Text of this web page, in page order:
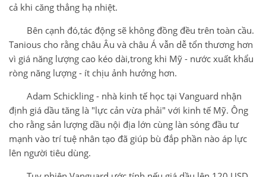
cả khi căng thẳng hạ nhiệt.
Bên cạnh đó,tác động sẽ không đồng đều trên toàn cầu.
Tanious cho rằng châu Âu và châu Á vẫn dễ tổn thương hơn
vì giá năng lượng cao kéo dài,trong khi Mỹ - nước xuất khẩu
ròng năng lượng - ít chịu ảnh hưởng hơn.
Adam Schickling - nhà kinh tế học tại Vanguard nhận
định giá dầu tăng là "lực cản vừa phải" với kinh tế Mỹ. Ông
cho rằng sản lượng dầu nội địa lớn cùng làn sóng đầu tư
mạnh vào trí tuệ nhân tạo đã giúp bù đắp phần nào áp lực
lên người tiêu dùng.